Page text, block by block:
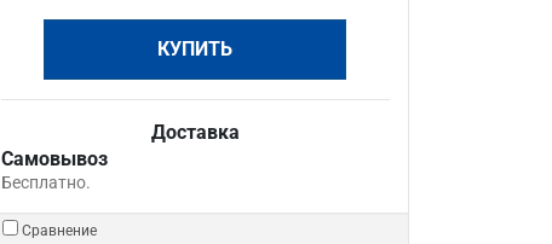
КУПИТЬ
Доставка
Самовывоз
Бесплатно.
Сравнение